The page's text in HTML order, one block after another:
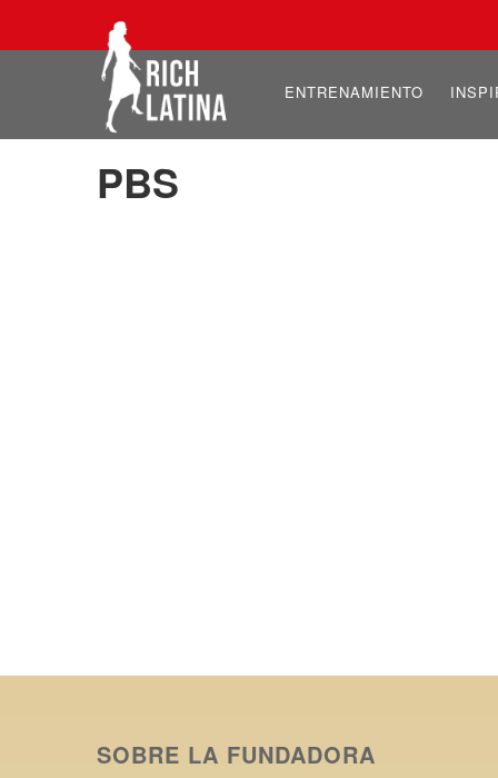
ENTRENAMIENTO
PBS
SOBRE LA FUNDADORA